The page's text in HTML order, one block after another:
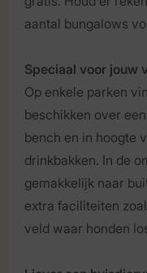
aantal bungalows
Speciaal voor jouw
Op enkele parken
beschikken over
bench en in hoogte
drinkbakken. In de
gemakkelijk naar
extra faciliteiten
veld waar honden